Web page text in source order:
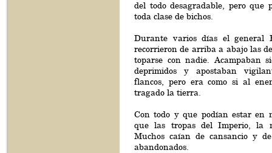
del todo desagradable, pero que
toda clase de bichos.
Durante varios días el general
recorrieron de arriba a abajo las
toparse con nadie. Acampaban
deprimidos y apostaban
flancos, pero era como si al
tragado la tierra.
Con todo y que podían estar en
que las tropas del Imperio, la
Muchos caían de cansancio y
abandonados.